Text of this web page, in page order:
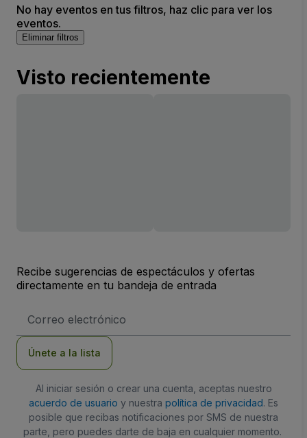
No hay eventos en tus filtros, haz clic para ver los
eventos.
Eliminar filtros
Visto recientemente
Recibe sugerencias de espectáculos y ofertas
directamente en tu bandeja de entrada
de
Únete a la lista
Al iniciar sesión o crear una cuenta, aceptas nuestro
acuerdo de usuario y nuestra política de privacidad. Es
posible que recibas notificaciones por SMS de nuestra
parte, pero puedes darte de baja en cualquier momento.